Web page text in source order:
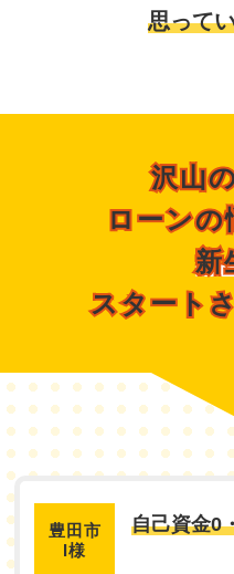
思って
沢山
ローンの
新
スタート
沢山
ローンの
新
スタート
豊田市
I様
自己資金0